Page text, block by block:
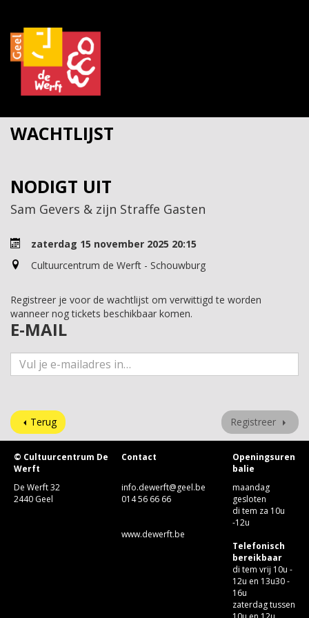
WACHTLIJST
NODIGT UIT
Sam Gevers & zijn Straffe Gasten
zaterdag 15 november 2025 20:15
Cultuurcentrum de Werft - Schouwburg
Registreer je voor de wachtlijst om verwittigd te worden
wanneer nog tickets beschikbaar komen.
E-MAIL
Terug Registreer
© Cultuurcentrum De
Werft
Contact
Openingsuren
balie
De Werft 32
2440 Geel
info.dewerft@geel.be
014 56 66 66
www.dewerft.be
maandag
gesloten
di tem za 10u
-12u
Telefonisch
bereikbaar
di tem vrij 10u -
12u en 13u30 -
16u
zaterdag tussen